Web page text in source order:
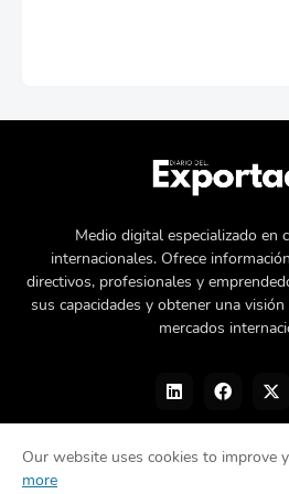
Medio digital especializado en
internacionales. Ofrece
directivos, profesionales y
sus capacidades y obtener una
mercados
Our website uses cookies to improve
more